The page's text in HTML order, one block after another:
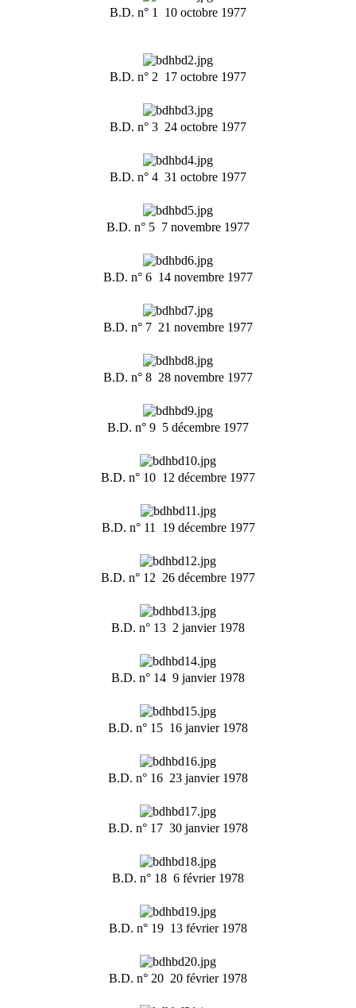
B.D. n° 1  10 octobre 1977
B.D. n° 2  17 octobre 1977
B.D. n° 3  24 octobre 1977
B.D. n° 4  31 octobre 1977
B.D. n° 5  7 novembre 1977
B.D. n° 6  14 novembre 1977
B.D. n° 7  21 novembre 1977
B.D. n° 8  28 novembre 1977
B.D. n° 9  5 décembre 1977
B.D. n° 10  12 décembre 1977
B.D. n° 11  19 décembre 1977
B.D. n° 12  26 décembre 1977
B.D. n° 13  2 janvier 1978
B.D. n° 14  9 janvier 1978
B.D. n° 15  16 janvier 1978
B.D. n° 16  23 janvier 1978
B.D. n° 17  30 janvier 1978
B.D. n° 18  6 février 1978
B.D. n° 19  13 février 1978
B.D. n° 20  20 février 1978